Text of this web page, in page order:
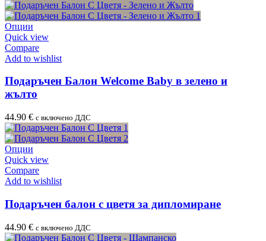
Опции
Quick view
Compare
Add to wishlist
Подаръчен Балон Welcome Baby в зелено и
жълто
44.90 € с включено ДДС
Опции
Quick view
Compare
Add to wishlist
Подаръчен балон с цветя за дипломиране
44.90 € с включено ДДС